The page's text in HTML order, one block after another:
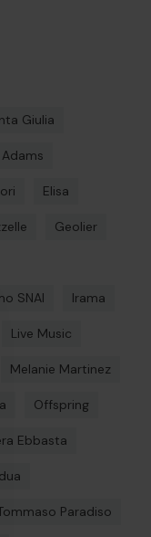
Giulia
Elisa
Geolier
SNAI Irama
Live Music
Melanie Martinez
Offspring
Ebbasta
Paradiso